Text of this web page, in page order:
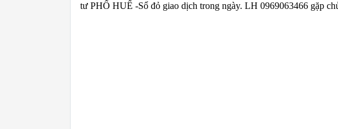
tư PHỐ HUẾ -Sổ đỏ giao dịch trong ngày. LH 0969063466 gặp